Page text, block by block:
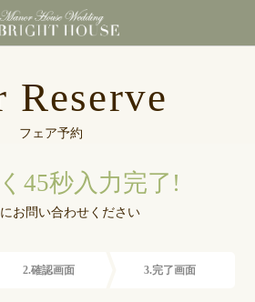
Reserve
フェア予約
45秒入力完了!
お問い合わせください
2.確認画面 3.完了画面